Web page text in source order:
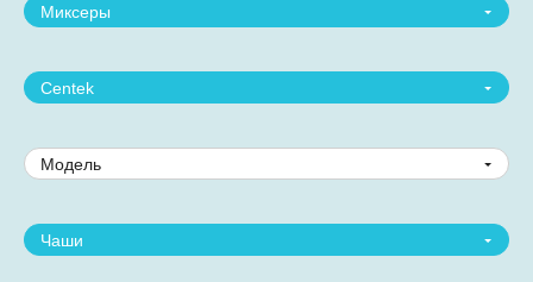
Миксеры
Centek
Модель
Чаши